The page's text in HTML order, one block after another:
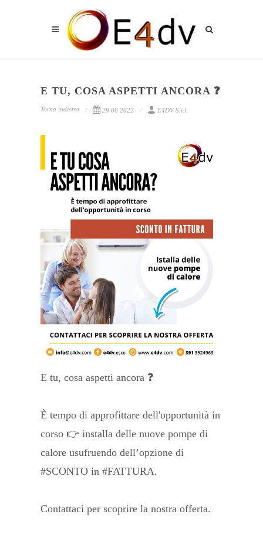
E TU, COSA ASPETTI ANCORA ❓
Torna indietro 29 06 2022 E4DV S.r.l.
E tu, cosa aspetti ancora ❓
È tempo di approfittare dell'opportunità in
corso 👉 installa delle nuove pompe di
calore usufruendo dell’opzione di
#SCONTO in #FATTURA.
Contattaci per scoprire la nostra offerta.